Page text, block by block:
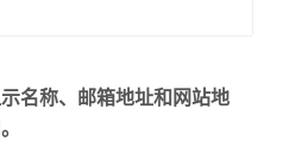
名称、邮箱地址和网站地